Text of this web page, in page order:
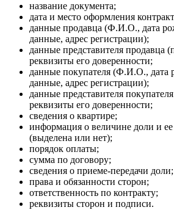
название документа;
дата и место оформления
данные продавца (Ф.И.О., дата
данные, адрес регистрации);
данные представителя продавца
реквизиты его доверенности;
данные покупателя (Ф.И.О., дата
данные, адрес регистрации);
данные представителя
реквизиты его доверенности;
сведения о квартире;
информация о величине доли и ее
(выделена или нет);
порядок оплаты;
сумма по договору;
сведения о приеме-передачи доли;
права и обязанности сторон;
ответственность по контракту;
реквизиты сторон и подписи.